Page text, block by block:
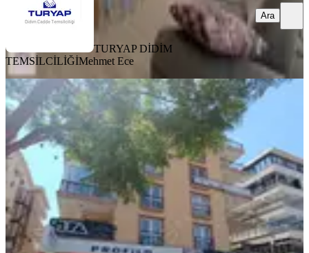
TURYAP DİDİM
TEMSİLCİLİĞİMehmet Ece
Ara
YENİ
Didim Merkezde, Cumhuriyet Bulvarı
Üzerinde.
Didim, Yeni Mahallesi
2+1
110 m² ·3. Kat · 05.08.2026
4.850.000 ₺